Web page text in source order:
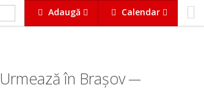
Adaugă Calendar
Urmează în Braşov